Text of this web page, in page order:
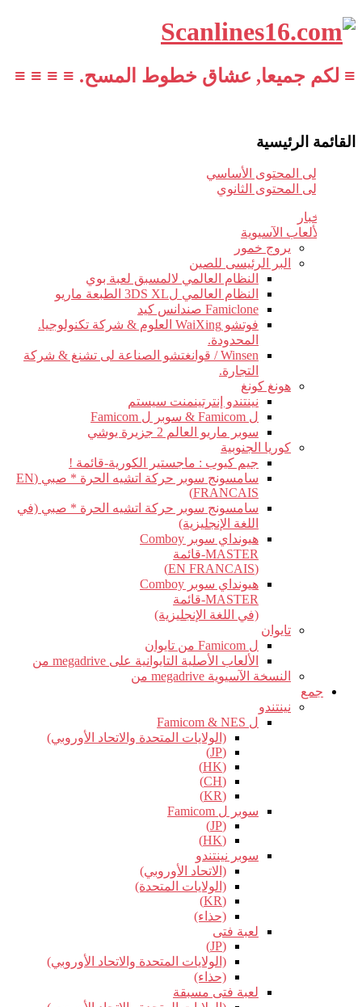
≡ لكم جميعا, عشاق خطوط المسح. ≡ ≡ ≡ ≡
القائمة الرئيسية
تخطي إلى المحتوى الأساسي
تخطي إلى المحتوى الثانوي
أخبار
الألعاب الآسيوية
يروج خمور
البر الرئيسى للصين
النظام العالمي لالمسبق لعبة بوي
النظام العالمي ل3DS XL الطبعة ماريو
Famiclone صندانس كيد
فوتشو WaiXing العلوم & شركة تكنولوجيا.
المحدودة.
Winsen / قوانغتشو الصناعة لى تشنغ & شركة
التجارة.
هونغ كونغ
نينتندو إنترتينمنت سيستم
ل Famicom & سوبر ل Famicom
سوبر ماريو العالم 2 جزيرة يوشي
كوريا الجنوبية
جيم كيوب : ماجستير الكورية-قائمة !
سامسونج سوبر حركة اتشيه الحرة * صبي (EN
FRANCAIS)
سامسونج سوبر حركة اتشيه الحرة * صبي (في
اللغة الإنجليزية)
هيونداي سوبر Comboy
MASTER-قائمة
(EN FRANCAIS)
هيونداي سوبر Comboy
MASTER-قائمة
(في اللغة الإنجليزية)
تايوان
ل Famicom من تايوان
الألعاب الأصلية التايوانية على megadrive من
النسخة الآسيوية megadrive من
جمع
نينتندو
ل Famicom & NES
(الولايات المتحدة والاتحاد الأوروبي)
(JP)
(HK)
(CH)
(KR)
سوبر ل Famicom
(JP)
(HK)
سوبر نينتندو
(الاتحاد الأوروبي)
(الولايات المتحدة)
(KR)
(حذاء)
لعبة فتى
(JP)
(الولايات المتحدة والاتحاد الأوروبي)
(حذاء)
لعبة فتى مسبقة